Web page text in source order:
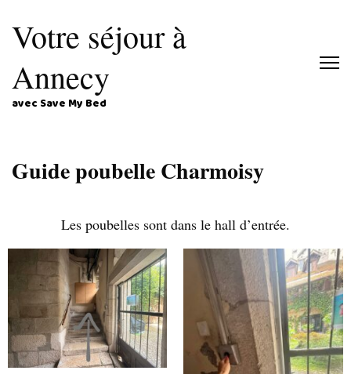
Votre séjour à
Annecy
avec Save My Bed
Guide poubelle Charmoisy
Les poubelles sont dans le hall d’entrée.